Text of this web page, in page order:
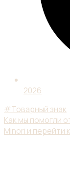
2026
#Товарный знак
Как мы помогли
Minori и перейти